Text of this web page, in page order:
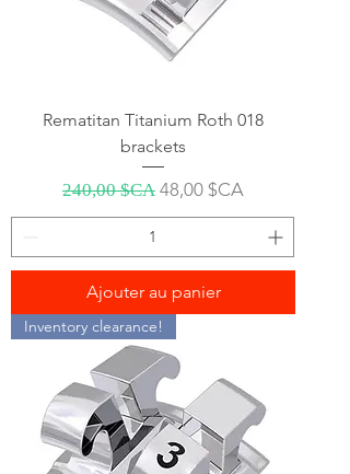
Rematitan Titanium Roth 018
brackets
Prix original
240,00 $CA Prix promotionnel
48,00 $CA
Ajouter au panier
Inventory clearance!